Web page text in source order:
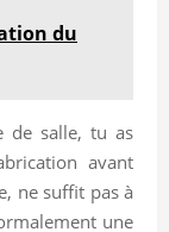
du
de salle, tu as
avant
ne suffit pas à
une